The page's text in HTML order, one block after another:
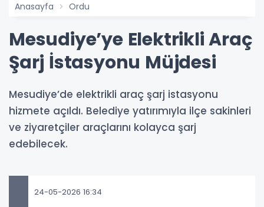
Anasayfa Ordu
Mesudiye’ye Elektrikli Araç
Şarj İstasyonu Müjdesi
Mesudiye’de elektrikli araç şarj istasyonu
hizmete açıldı. Belediye yatırımıyla ilçe sakinleri
ve ziyaretçiler araçlarını kolayca şarj
edebilecek.
24-05-2026 16:34